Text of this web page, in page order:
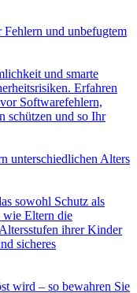
Fehlern und unbefugtem
und smarte
Erfahren
Softwarefehlern,
schützen und so Ihr
unterschiedlichen Alters
sowohl Schutz als
wie Eltern die
ihrer Kinder
sicheres
wird – so bewahren Sie